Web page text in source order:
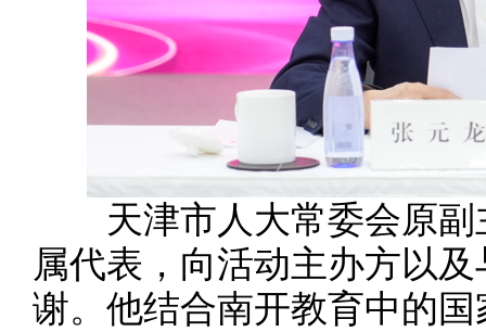
天津市人大常委会原副
属代表，向活动主办方以
谢。他结合南开教育中的